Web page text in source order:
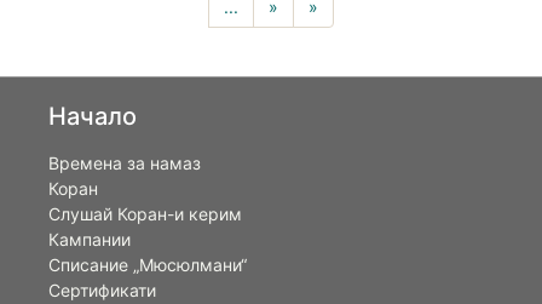
... » »
Начало
Времена за намаз
Коран
Слушай Коран-и керим
Кампании
Списание „Мюсюлмани“
Сертификати